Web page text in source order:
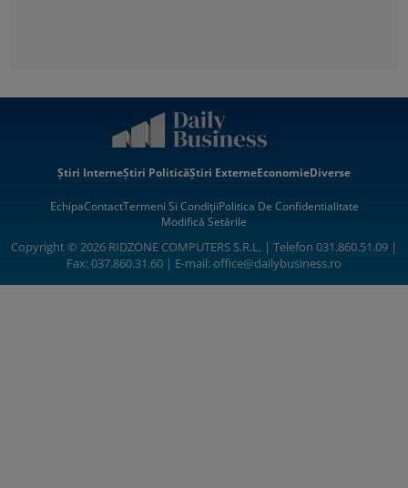
Știri InterneȘtiri PoliticăȘtiri ExterneEconomieDiverse
EchipaContactTermeni Si CondițiiPolitica De Confidentialitate
Modifică Setările
Copyright © 2026 RIDZONE COMPUTERS S.R.L. | Telefon 031.860.51.09 |
Fax: 037.860.31.60 | E-mail:office@dailybusiness.ro